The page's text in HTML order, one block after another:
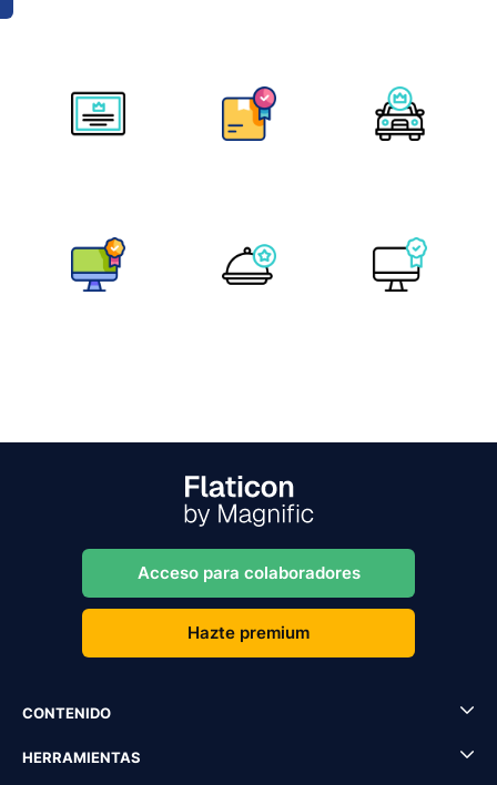
Acceso para colaboradores
Hazte premium
CONTENIDO
HERRAMIENTAS